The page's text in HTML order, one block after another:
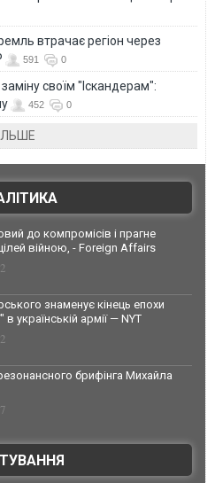
втрачає регіон через
591 0
своїм "Іскандерам":
452 0
до компромісів і прагне
війною, - Foreign Affairs
знаменує кінець епохи
в українській армії — NYT
брифінга Михайла